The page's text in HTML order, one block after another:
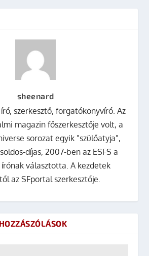
sheenard
szerkesztő, forgatókönyvíró. Az
magazin főszerkesztője volt, a
sorozat egyik "szülőatyja",
díjas, 2007-ben az ESFS a
választotta. A kezdetek
az SFportal szerkesztője.